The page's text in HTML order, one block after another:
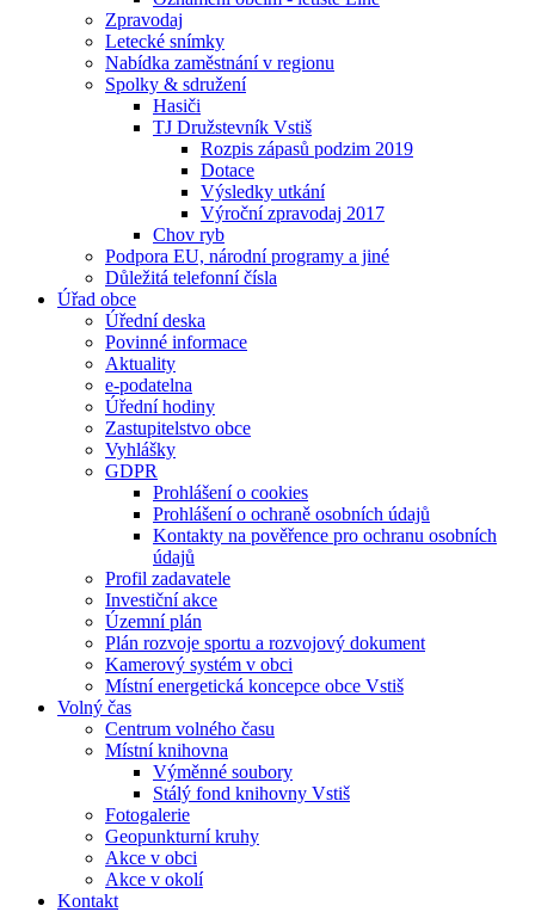
Zpravodaj
Letecké snímky
Nabídka zaměstnání v regionu
Spolky & sdružení
Hasiči
TJ Družstevník Vstiš
Rozpis zápasů podzim 2019
Dotace
Výsledky utkání
Výroční zpravodaj 2017
Chov ryb
Podpora EU, národní programy a jiné
Důležitá telefonní čísla
Úřad obce
Úřední deska
Povinné informace
Aktuality
e-podatelna
Úřední hodiny
Zastupitelstvo obce
Vyhlášky
GDPR
Prohlášení o cookies
Prohlášení o ochraně osobních údajů
Kontakty na pověřence pro ochranu osobních
údajů
Profil zadavatele
Investiční akce
Územní plán
Plán rozvoje sportu a rozvojový dokument
Kamerový systém v obci
Místní energetická koncepce obce Vstiš
Volný čas
Centrum volného času
Místní knihovna
Výměnné soubory
Stálý fond knihovny Vstiš
Fotogalerie
Geopunkturní kruhy
Akce v obci
Akce v okolí
Kontakt